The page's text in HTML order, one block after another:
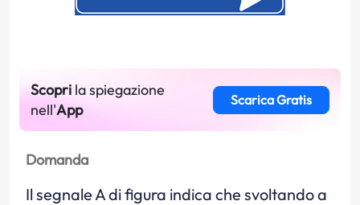
Scopri la spiegazione
nell'App
Scarica Gratis
Domanda
Il segnale A di figura indica che svoltando a